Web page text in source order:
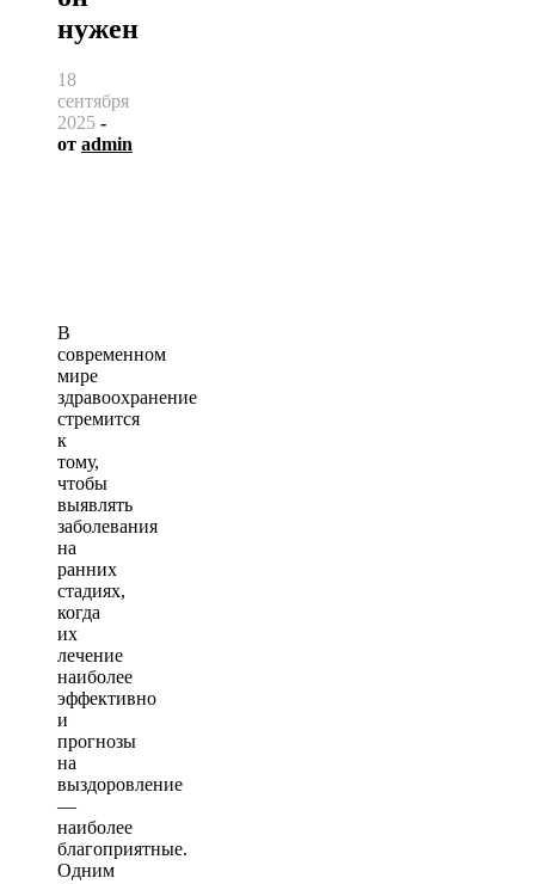
нужен
18
сентября
2025 -
от admin
В
современном
мире
здравоохранение
стремится
к
тому,
чтобы
выявлять
заболевания
на
ранних
стадиях,
когда
их
лечение
наиболее
эффективно
и
прогнозы
на
выздоровление
—
наиболее
благоприятные.
Одним